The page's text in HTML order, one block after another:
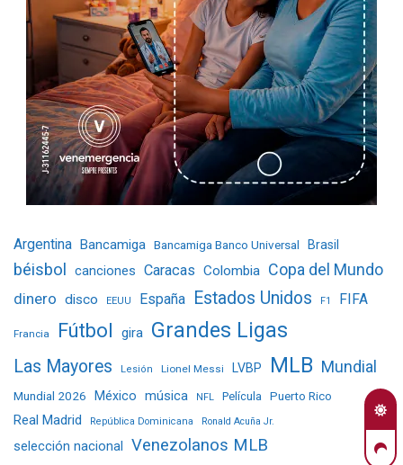
Argentina Bancamiga Bancamiga Banco Universal Brasil
béisbol canciones Caracas Colombia Copa del Mundo
dinero disco EEUU España Estados Unidos F1 FIFA
Francia Fútbol gira Grandes Ligas
Las Mayores Lesión Lionel Messi LVBP MLB Mundial
Mundial 2026 México música NFL Película Puerto Rico
Real Madrid República Dominicana Ronald Acuña Jr.
selección nacional Venezolanos MLB